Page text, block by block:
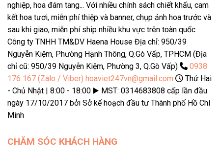
nghiệp, hoa đám tang... Với nhiều chính sách chiết khấu, cam
kết hoa tươi, miễn phí thiệp và banner, chụp ảnh hoa trước và
sau khi giao, miễn phí ship nhiều khu vực trên toàn quốc
Công ty TNHH TM&DV Haena House Địa chỉ: 950/39
Nguyễn Kiệm, Phường Hạnh Thông, Q.Gò Vấp, TPHCM (Địa
chỉ cũ: 950/39 Nguyễn Kiệm, Phường 3, Q.Gò Vấp)
0938
176 167 (Zalo / Viber) hoaviet247vn@gmail.com
Thứ Hai
- Chủ Nhật | 8:00 - 18:00 ▶️ MST: 0314683808 cấp lần đầu
ngày 17/10/2017 bởi Sở kế hoạch đầu tư Thành phố Hồ Chí
Minh
CHĂM SÓC KHÁCH HÀNG